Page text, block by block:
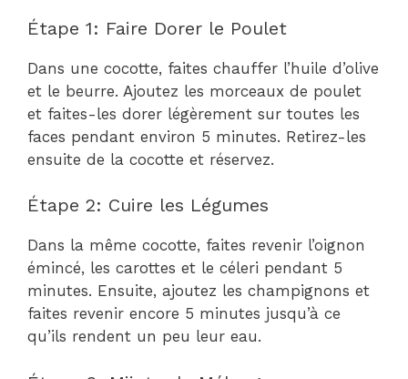
Étape 1: Faire Dorer le Poulet
Dans une cocotte, faites chauffer l’huile d’olive
et le beurre. Ajoutez les morceaux de poulet
et faites-les dorer légèrement sur toutes les
faces pendant environ 5 minutes. Retirez-les
ensuite de la cocotte et réservez.
Étape 2: Cuire les Légumes
Dans la même cocotte, faites revenir l’oignon
émincé, les carottes et le céleri pendant 5
minutes. Ensuite, ajoutez les champignons et
faites revenir encore 5 minutes jusqu’à ce
qu’ils rendent un peu leur eau.